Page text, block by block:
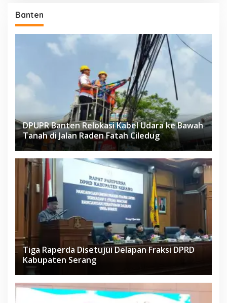
Banten
DPUPR Banten Relokasi Kabel Udara ke Bawah
Tanah di Jalan Raden Fatah Ciledug
Tiga Raperda Disetujui Delapan Fraksi DPRD
Kabupaten Serang